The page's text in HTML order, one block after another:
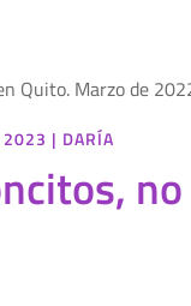
2023 | DARÍA